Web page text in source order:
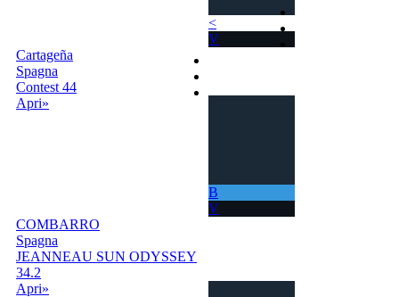
<
V
Cartageña
Spagna
Contest 44
Apri»
B
V
COMBARRO
Spagna
JEANNEAU SUN ODYSSEY
34.2
Apri»